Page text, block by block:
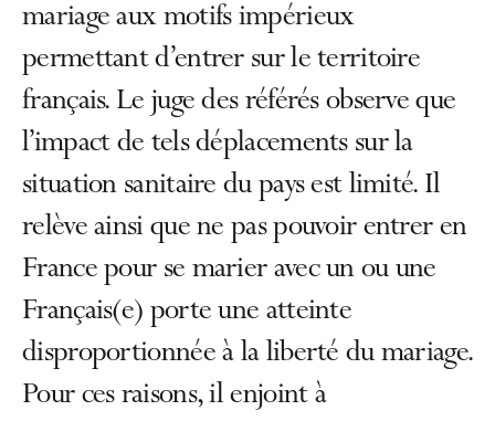
mariage aux motifs impérieux
permettant d’entrer sur le territoire
français. Le juge des référés observe que
l’impact de tels déplacements sur la
situation sanitaire du pays est limité. Il
relève ainsi que ne pas pouvoir entrer en
France pour se marier avec un ou une
Français(e) porte une atteinte
disproportionnée à la liberté du mariage.
Pour ces raisons, il enjoint à